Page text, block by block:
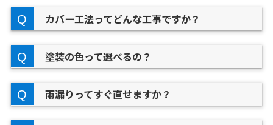
カバー工法ってどんな工事ですか？
塗装の色って選べるの？
雨漏りってすぐ直せますか？